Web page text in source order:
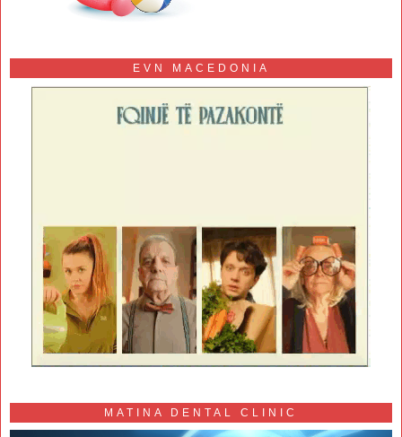
EVN MACEDONIA
MATINA DENTAL CLINIC